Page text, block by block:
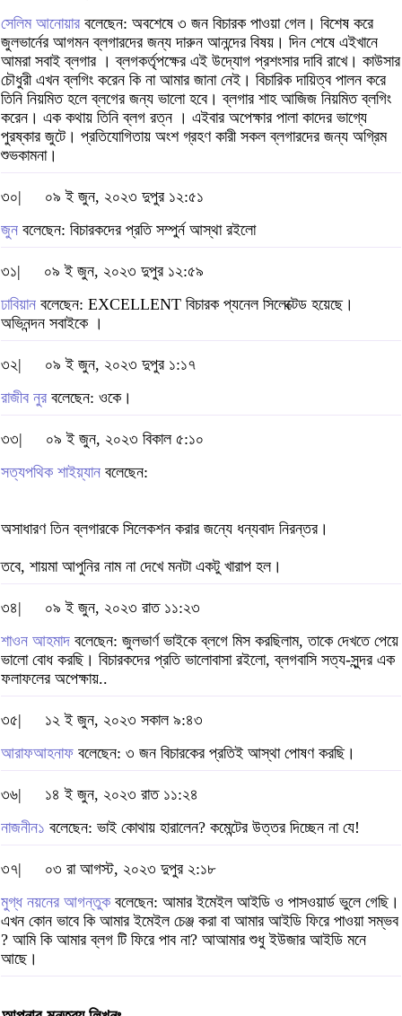
সেলিম আনোয়ার বলেছেন: অবশেষে ৩ জন বিচারক পাওয়া গেল। বিশেষ করে
জুলভার্নের আগমন ব্লগারদের জন্য দারুন আনন্দের বিষয়। দিন শেষে এইখানে
আমরা সবাই ব্লগার । ব্লগকর্তৃপক্ষের এই উদ্যোগ প্রশংসার দাবি রাখে। কাউসার
চৌধুরী এখন ব্লগিং করেন কি না আমার জানা নেই। বিচারিক দায়িত্ব পালন করে
তিনি নিয়মিত হলে ব্লগের জন্য ভালো হবে। ব্লগার শাহ আজিজ নিয়মিত ব্লগিং
করেন। এক কথায় তিনি ব্লগ রত্ন । এইবার অপেক্ষার পালা কাদের ভাগ্যে
পুরষ্কার জুটে। প্রতিযোগিতায় অংশ গ্রহণ কারী সকল ব্লগারদের জন্য অগ্রিম
শুভকামনা।
৩০|
০৯ ই জুন, ২০২৩ দুপুর ১২:৫১
জুন বলেছেন: বিচারকদের প্রতি সম্পুর্ন আস্থা রইলো
৩১|
০৯ ই জুন, ২০২৩ দুপুর ১২:৫৯
ঢাবিয়ান বলেছেন: EXCELLENT বিচারক প্যনেল সিলেক্টেড হয়েছে।
অভিনন্দন সবাইকে ।
৩২|
০৯ ই জুন, ২০২৩ দুপুর ১:১৭
রাজীব নুর বলেছেন: ওকে।
৩৩|
০৯ ই জুন, ২০২৩ বিকাল ৫:১০
সত্যপথিক শাইয়্যান বলেছেন:
অসাধারণ তিন ব্লগারকে সিলেকশন করার জন্যে ধন্যবাদ নিরন্তর।
তবে, শায়মা আপুনির নাম না দেখে মনটা একটু খারাপ হল।
৩৪|
০৯ ই জুন, ২০২৩ রাত ১১:২৩
শাওন আহমাদ বলেছেন: জুলভার্ণ ভাইকে ব্লগে মিস করছিলাম, তাকে দেখতে পেয়ে
ভালো বোধ করছি। বিচারকদের প্রতি ভালোবাসা রইলো, ব্লগবাসি সত্য-সুন্দর এক
ফলাফলের অপেক্ষায়..
৩৫|
১২ ই জুন, ২০২৩ সকাল ৯:৪৩
আরাফআহনাফ বলেছেন: ৩ জন বিচারকের প্রতিই আস্থা পোষণ করছি।
৩৬|
১৪ ই জুন, ২০২৩ রাত ১১:২৪
নাজনীন১ বলেছেন: ভাই কোথায় হারালেন? কমেন্টের উত্তর দিচ্ছেন না যে!
৩৭|
০৩ রা আগস্ট, ২০২৩ দুপুর ২:১৮
মুগ্ধ নয়নের আগন্তুকবলেছেন: আমার ইমেইল আইডি ও পাসওয়ার্ড ভুলে গেছি।
এখন কোন ভাবে কি আমার ইমেইল চেঞ্জ করা বা আমার আইডি ফিরে পাওয়া সম্ভব
? আমি কি আমার ব্লগ টি ফিরে পাব না? আআমার শুধু ইউজার আইডি মনে
আছে।